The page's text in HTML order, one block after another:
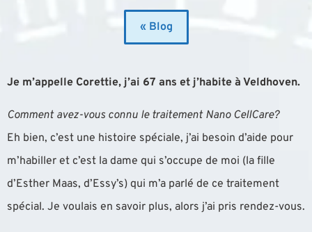
« Blog
Je m’appelle Corettie, j’ai 67 ans et j’habite à Veldhoven.
Comment avez-vous connu le traitement Nano CellCare?
Eh bien, c’est une histoire spéciale, j’ai besoin d’aide pour
m’habiller et c’est la dame qui s’occupe de moi (la fille
d’Esther Maas, d’Essy’s) qui m’a parlé de ce traitement
spécial. Je voulais en savoir plus, alors j’ai pris rendez-vous.